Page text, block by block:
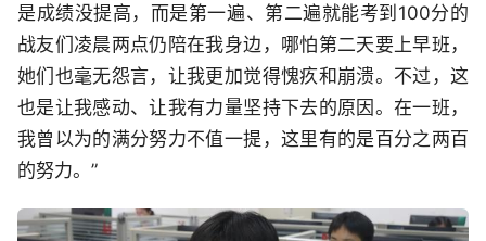
是成绩没提高，而是第一遍、第二遍就能考到100分的
战友们凌晨两点仍陪在我身边，哪怕第二天要上早班，
她们也毫无怨言，让我更加觉得愧疚和崩溃。不过，这
也是让我感动、让我有力量坚持下去的原因。在一班，
我曾以为的满分努力不值一提，这里有的是百分之两百
的努力。”